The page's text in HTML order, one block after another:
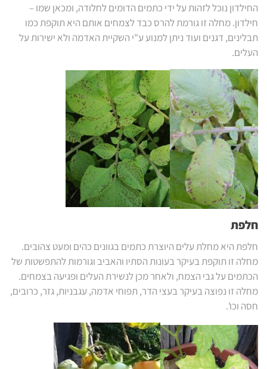
החילדון נוכל לזהות על ידי כתמים הדומים לחלודה, ומכאן שמו –
חילדון. מחלה זו גורמת להרס כבד לצמחים אותם היא תוקפת כמו
תבלינים, דגנים ועוד ניתן למנוע ע"י השקיית האדמה ולא ישירות על
העלים.
חלפת
חלפת היא מחלת עלים היוצרת כתמים בגוונים כהים ומעט צהובים.
מחלה זו תוקפת בעיקר בעונות הסתיו והאביב וגורמות להתפשטות של
הכתמים על גבי הצמח, ולאחר מכן לנשירת העלים ופגיעה בצמחים.
מחלה זו נפוצה בעיקר בעצי הדר, תפוחי אדמה, עגבניות, גזר, כרובים,
חסה וכו'.